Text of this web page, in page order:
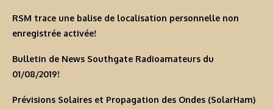
RSM trace une balise de localisation personnelle non
enregistrée activée!
Bulletin de News Southgate Radioamateurs du
01/08/2019!
Prévisions Solaires et Propagation des Ondes (SolarHam)